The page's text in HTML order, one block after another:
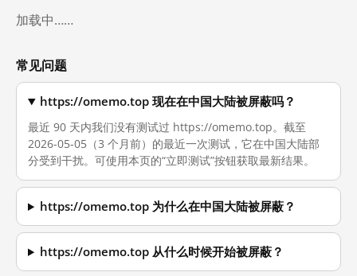
加载中……
常见问题
https://omemo.top 现在在中国大陆被屏蔽吗？
最近 90 天内我们没有测试过 https://omemo.top。截至
2026-05-05（3 个月前）的最近一次测试，它在中国大陆部
分受到干扰。可使用本页的“立即测试”按钮获取最新结果。
https://omemo.top 为什么在中国大陆被屏蔽？
https://omemo.top 从什么时候开始被屏蔽？